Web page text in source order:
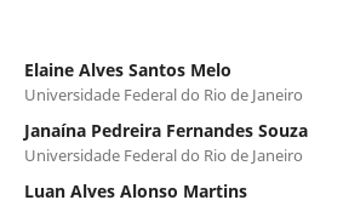
Elaine Alves Santos Melo
Universidade Federal do Rio de Janeiro
Janaína Pedreira Fernandes Souza
Universidade Federal do Rio de Janeiro
Luan Alves Alonso Martins